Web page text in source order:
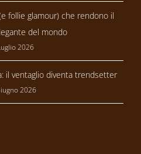
follie glamour) che rendono il
del mondo
2026
il ventaglio diventa trendsetter
2026